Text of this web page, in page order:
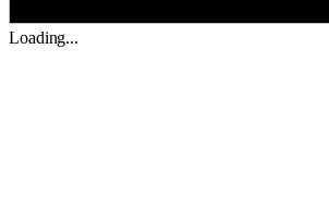
Loading...